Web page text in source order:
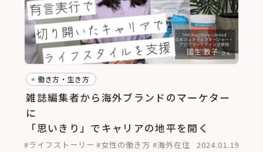
働き方・生き方
雑誌編集者から海外ブランドのマーケター
に
「思いきり」でキャリアの地平を開く
#ライフストーリー #女性の働き方 #海外在住 2024.01.19